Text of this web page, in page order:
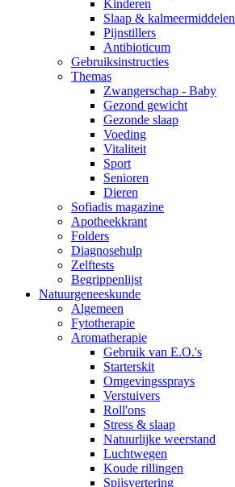
Kinderen
Slaap & kalmeermiddelen
Pijnstillers
Antibioticum
Gebruiksinstructies
Themas
Zwangerschap - Baby
Gezond gewicht
Gezonde slaap
Voeding
Vitaliteit
Sport
Senioren
Dieren
Sofiadis magazine
Apotheekkrant
Folders
Diagnosehulp
Zelftests
Begrippenlijst
Natuurgeneeskunde
Algemeen
Fytotherapie
Aromatherapie
Gebruik van E.O.'s
Starterskit
Omgevingssprays
Verstuivers
Roll'ons
Stress & slaap
Natuurlijke weerstand
Luchtwegen
Koude rillingen
Spijsvertering